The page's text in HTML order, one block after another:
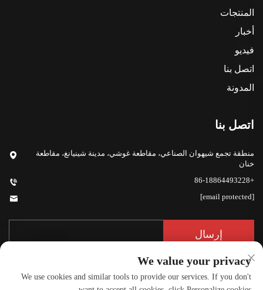
المنتجات
أخبار
فيديو
اتصل بنا
المدونة
اتصل بنا
منطقة تجمع شيهوان الصناعي، مقاطعة غوشي، مدينة شينيانغ، مقاطعة
خنان
+86-18864493228
[email protected]
إرسال
We value your privacy
We use cookies and similar tools to provide our services. If you don't